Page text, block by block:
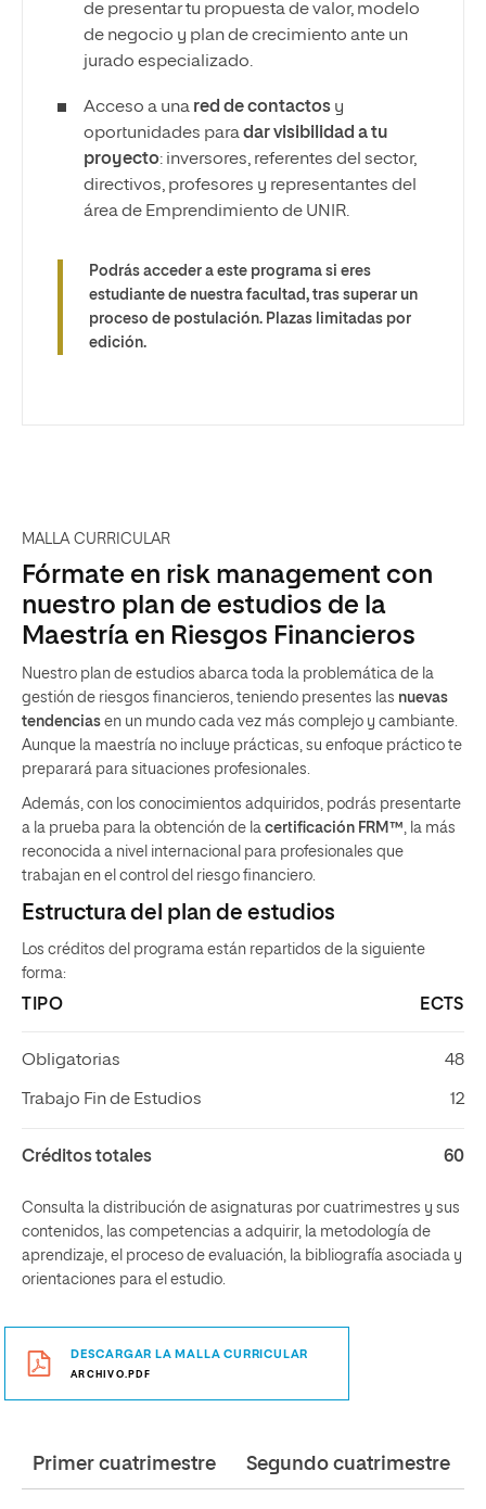
de presentar tu propuesta de valor, modelo
de negocio y plan de crecimiento ante un
jurado especializado.
Acceso a una red de contactos y
oportunidades paradar visibilidad a tu
proyecto: inversores, referentes del sector,
directivos, profesores y representantes del
área de Emprendimiento de UNIR.
Podrás acceder a este programa si eres
estudiante de nuestra facultad, tras superar un
proceso de postulación. Plazas limitadas por
edición.
MALLA CURRICULAR
Fórmate en risk management con
nuestro plan de estudios de la
Maestría en Riesgos Financieros
Nuestro plan de estudios abarca toda la problemática de la
gestión de riesgos financieros, teniendo presentes las nuevas
tendencias en un mundo cada vez más complejo y cambiante.
Aunque la maestría no incluye prácticas, su enfoque práctico te
preparará para situaciones profesionales.
Además, con los conocimientos adquiridos, podrás presentarte
a la prueba para la obtención de la certificación FRM™, la más
reconocida a nivel internacional para profesionales que
trabajan en el control del riesgo financiero.
Estructura del plan de estudios
Los créditos del programa están repartidos de la siguiente
forma:
TIPO ECTS
Obligatorias 48
Trabajo Fin de Estudios 12
Créditos totales 60
Consulta la distribución de asignaturas por cuatrimestres y sus
contenidos, las competencias a adquirir, la metodología de
aprendizaje, el proceso de evaluación, la bibliografía asociada y
orientaciones para el estudio.
DESCARGAR LA MALLA CURRICULAR
ARCHIVO.PDF
Primer cuatrimestre Segundo cuatrimestre